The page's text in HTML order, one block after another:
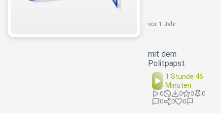
vor 1 Jahr
mit dem
Politpapst
1 Stunde 46
Minuten
0 0 0
0
0
0 0